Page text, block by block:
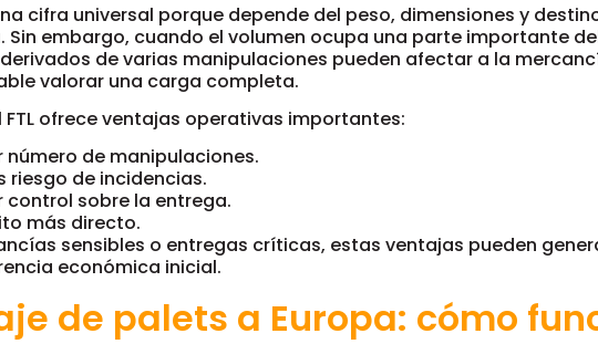
cifra universal porque depende del peso, dimensiones y
Sin embargo, cuando el volumen ocupa una parte importante
de varias manipulaciones pueden afectar a la
valorar una carga completa.
FTL ofrece ventajas operativas importantes:
número de manipulaciones.
riesgo de incidencias.
control sobre la entrega.
más directo.
sensibles o entregas críticas, estas ventajas pueden
económica inicial.
de palets a Europa: cómo